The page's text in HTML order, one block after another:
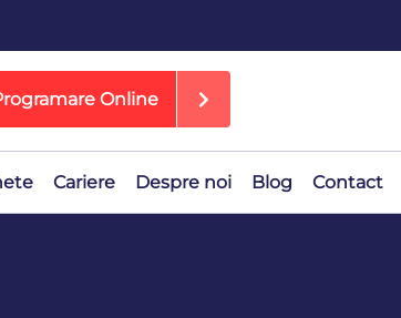
Online
Cariere Despre noi Blog Contact